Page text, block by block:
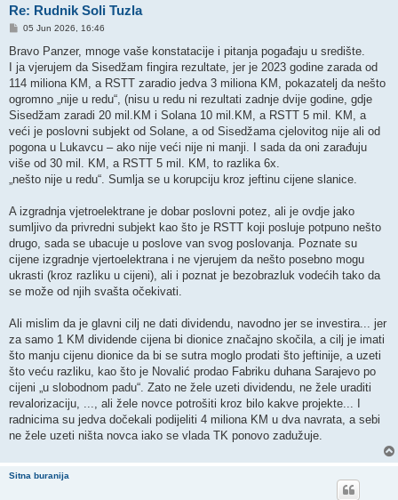
Re: Rudnik Soli Tuzla
P
s
05 Jun 2026, 16:46
Bravo Panzer, mnoge vaše konstatacije i pitanja pogađaju u središte.
I ja vjerujem da Sisedžam fingira rezultate, jer je 2023 godine zarada od
114 miliona KM, a RSTT zaradio jedva 3 miliona KM, pokazatelj da nešto
ogromno „nije u redu“, (nisu u redu ni rezultati zadnje dvije godine, gdje
Sisedžam zaradi 20 mil.KM i Solana 10 mil.KM, a RSTT 5 mil. KM, a
veći je poslovni subjekt od Solane, a od Sisedžama cjelovitog nije ali od
pogona u Lukavcu – ako nije veći nije ni manji. I sada da oni zarađuju
više od 30 mil. KM, a RSTT 5 mil. KM, to razlika 6x.
„nešto nije u redu“. Sumlja se u korupciju kroz jeftinu cijene slanice.
A izgradnja vjetroelektrane je dobar poslovni potez, ali je ovdje jako
sumljivo da privredni subjekt kao što je RSTT koji posluje potpuno nešto
drugo, sada se ubacuje u poslove van svog poslovanja. Poznate su
cijene izgradnje vjertoelektrana i ne vjerujem da nešto posebno mogu
ukrasti (kroz razliku u cijeni), ali i poznat je bezobrazluk vodećih tako da
se može od njih svašta očekivati.
Ali mislim da je glavni cilj ne dati dividendu, navodno jer se investira... jer
za samo 1 KM dividende cijena bi dionice značajno skočila, a cilj je imati
što manju cijenu dionice da bi se sutra moglo prodati što jeftinije, a uzeti
što veću razliku, kao što je Novalić prodao Fabriku duhana Sarajevo po
cijeni „u slobodnom padu“. Zato ne žele uzeti dividendu, ne žele uraditi
revalorizaciju, ..., ali žele novce potrošiti kroz bilo kakve projekte... I
radnicima su jedva dočekali podijeliti 4 miliona KM u dva navrata, a sebi
ne žele uzeti ništa novca iako se vlada TK ponovo zadužuje.
Sitna buranija